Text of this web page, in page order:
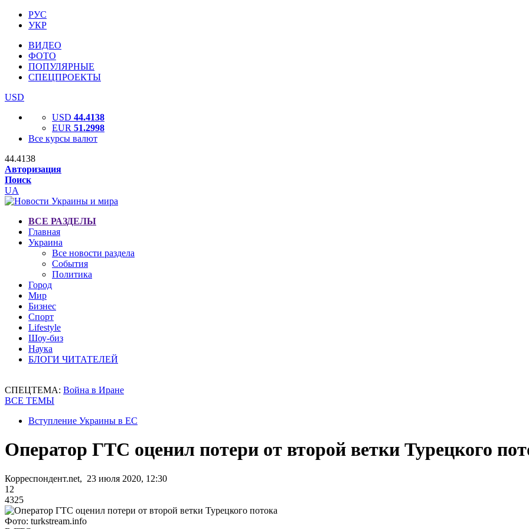
РУС
УКР
ВИДЕО
ФОТО
ПОПУЛЯРНЫЕ
СПЕЦПРОЕКТЫ
USD
USD 44.4138
EUR 51.2998
Все курсы валют
44.4138
Авторизация
Поиск
UA
ВСЕ РАЗДЕЛЫ
Главная
Украина
Все новости раздела
События
Политика
Город
Мир
Бизнес
Спорт
Lifestyle
Шоу-биз
Наука
БЛОГИ ЧИТАТЕЛЕЙ
СПЕЦТЕМА: Война в Иране
ВСЕ ТЕМЫ
Вступление Украины в ЕС
Оператор ГТС оценил потери от второй ветки Турецкого
Корреспондент.net, 23 июля 2020, 12:30
12
4325
Фото: turkstream.info